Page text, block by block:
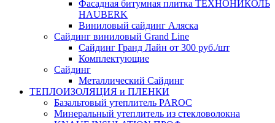
Фасадная битумная плитка ТЕХНОНИКОЛЬ
HAUBERK
Виниловый сайдинг Аляска
Сайдинг виниловый Grand Line
Сайдинг Гранд Лайн от 300 руб./шт
Комплектующие
Сайдинг
Металлический Сайдинг
ТЕПЛОИЗОЛЯЦИЯ и ПЛЕНКИ
Базальтовый утеплитель PAROC
Минеральный утеплитель из стекловолокна